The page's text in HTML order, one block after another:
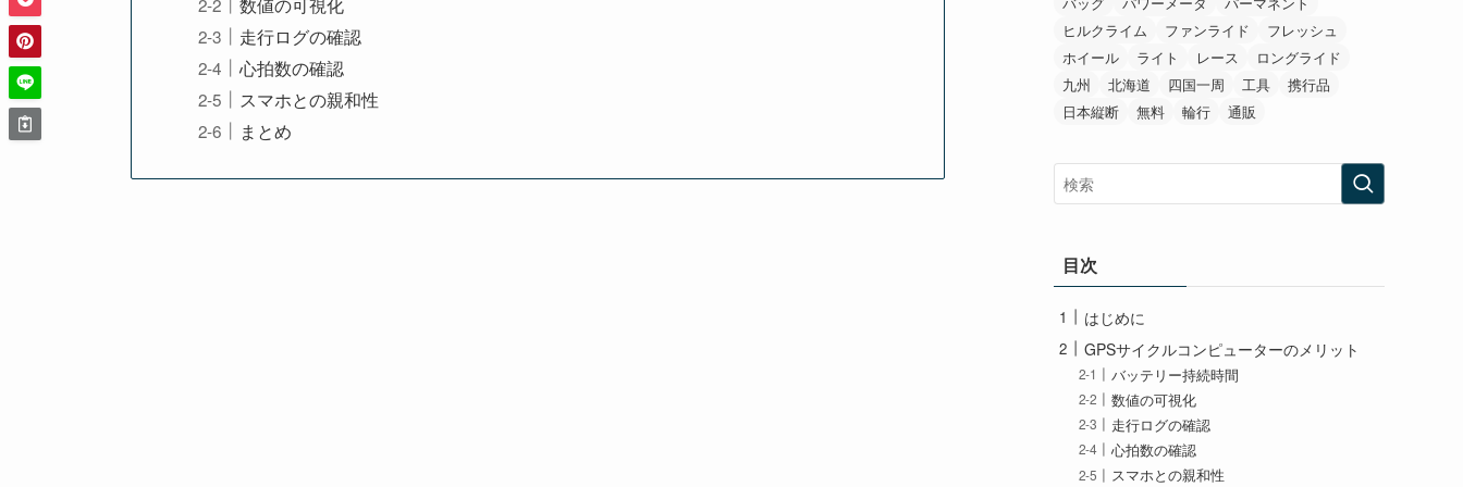
走行ログの確認
心拍数の確認
スマホとの親和性
まとめ
ヒルクライム
ファンライド
フレッシュ
ホイール
ライト レース
ロングライド
九州
北海道 四国一周 工具
携行品
日本縦断
無料 輪行 通販
目次
はじめに
GPSサイクルコンピューターのメリット
バッテリー持続時間
数値の可視化
走行ログの確認
心拍数の確認
スマホとの親和性